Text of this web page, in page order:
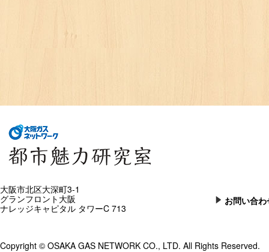
お問い合わ
大阪市北区大深町3-1
グランフロント大阪
ナレッジキャピタル タワーC 713
Copyright © OSAKA GAS NETWORK CO., LTD. All Rights Reserved.